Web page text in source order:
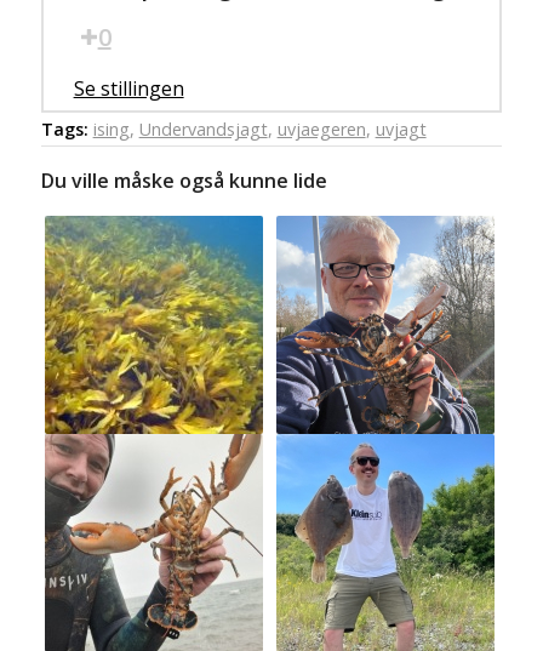
0
Se stillingen
Tags: ising, Undervandsjagt, uvjaegeren, uvjagt
Du ville måske også kunne lide